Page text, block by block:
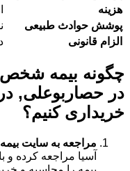
هزینه
پوشش حوادث طبیعی
الزام قانونی
چگونه بیمه شخص
در حصاربوعلی,
خریداری کنیم؟
مراجعه به سایت بیمه
آسیا مراجعه کرده و